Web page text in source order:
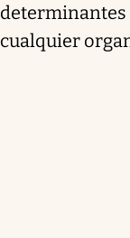
determinantes
cualquier